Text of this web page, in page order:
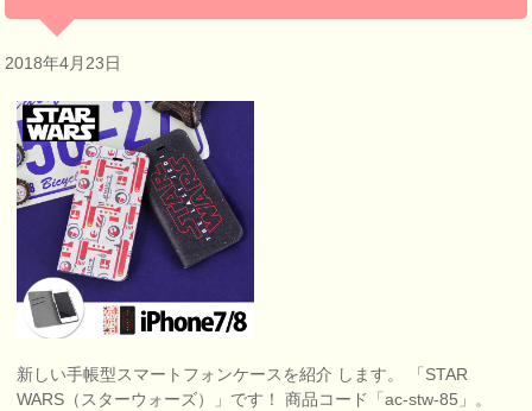
2018年4月23日
新しい手帳型スマートフォンケースを紹介 します。 「STAR
WARS（スターウォーズ）」です！ 商品コード「ac-stw-85」。